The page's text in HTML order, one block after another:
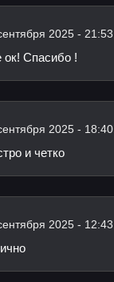
2025 - 21:53
ок! Спасибо !
2025 - 18:40
и четко
2025 - 12:43